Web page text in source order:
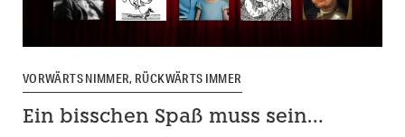
VORWÄRTS NIMMER, RÜCKWÄRTS IMMER
Ein bisschen Spaß muss sein…